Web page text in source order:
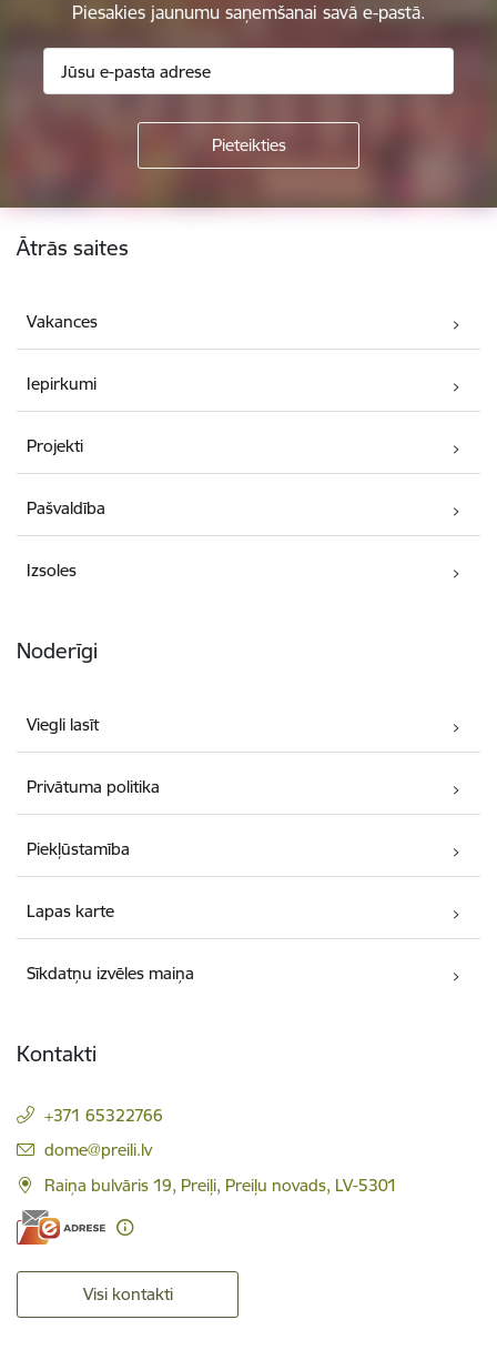
Piesakies jaunumu saņemšanai savā e-pastā.
Kājene
Ātrās saites
Vakances
Iepirkumi
Projekti
Pašvaldība
Izsoles
Noderīgi
Viegli lasīt
Privātuma politika
Piekļūstamība
Lapas karte
Sīkdatņu izvēles maiņa
Kontakti
+371 65322766
E-pasts:
dome@preili.lv
Raiņa bulvāris 19, Preiļi, Preiļu novads, LV-5301
Visi kontakti